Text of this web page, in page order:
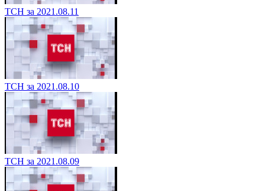
ТСН за 2021.08.11
ТСН за 2021.08.10
ТСН за 2021.08.09